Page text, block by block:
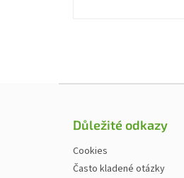
Důležité odkazy
Cookies
Často kladené otázky